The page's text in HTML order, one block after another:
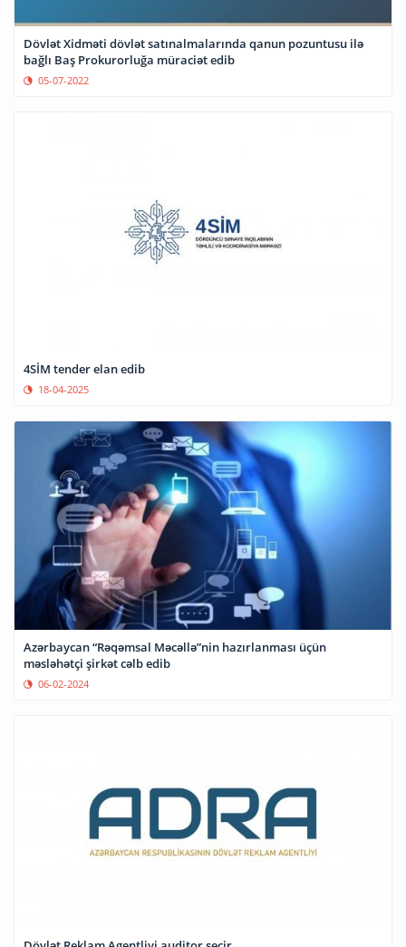
Dövlət Xidməti dövlət satınalmalarında qanun pozuntusu ilə
bağlı Baş Prokurorluğa müraciət edib
05-07-2022
4SİM tender elan edib
18-04-2025
Azərbaycan “Rəqəmsal Məcəllə”nin hazırlanması üçün
məsləhətçi şirkət cəlb edib
06-02-2024